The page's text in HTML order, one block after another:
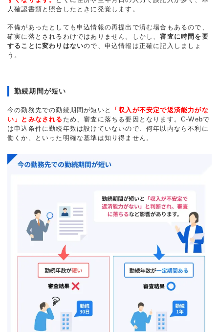
人確認書類と照合したときに発覚します。
不備があったとしても申込情報の再提出で済む場合もあるので、
確実に落とされるわけではありません。しかし、審査に時間を要
することに変わりはないので、申込情報は正確に記入しましょ
う。
勤続期間が短い
今の勤務先での勤続期間が短いと
「収入が不安定で返済能力がな
い」とみなされる ため、審査に落ちる要因となります。C-Webで
は申込条件に勤続年数は設けていないので、何年以内なら不利に
働くか、といった明確な基準は知り得ません。